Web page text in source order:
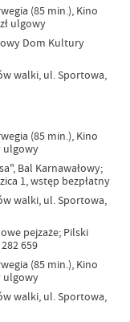
(85 min.), Kino
ulgowy
Dom Kultury
walki, ul. Sportowa,
(85 min.), Kino
ulgowy
Bal Karnawałowy;
1, wstęp bezpłatny
walki, ul. Sportowa,
pejzaże; Pilski
659
(85 min.), Kino
ulgowy
walki, ul. Sportowa,